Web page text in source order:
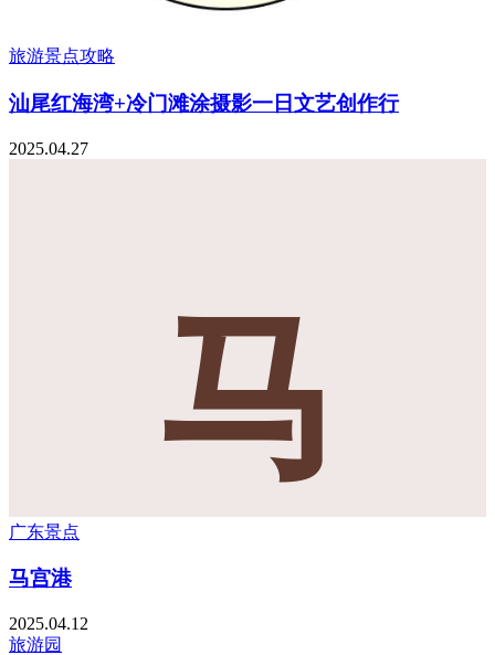
旅游景点攻略
汕尾红海湾+冷门滩涂摄影一日文艺创作行
2025.04.27
马
广东景点
马宫港
2025.04.12
旅游园